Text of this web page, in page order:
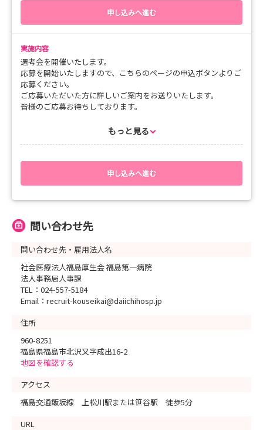
申し込みへ進む
実施内容
選考会を開催いたします。
応募を開始いたしますので、こちらのページの申込ボタンよりご
応募ください。
ご応募いただいた方に詳しいご案内をお送りいたします。
皆様のご応募お待ちしております。
また事前の見学に関しては、いつでも受け付けておりますので
お気軽にご連絡ください。
もっと見る
申し込みへ進む
問い合わせ先
問い合わせ先・雇用法人名
社会医療法人福島厚生会 福島第一病院
法人事務局人事課
TEL：024-557-5184
Email：recruit-kouseikai@daiichihosp.jp
住所
960-8251
福島県福島市北沢又字成出16-2
地図を確認する
アクセス
福島交通飯坂線 上松川駅または笹谷駅 徒歩5分
URL